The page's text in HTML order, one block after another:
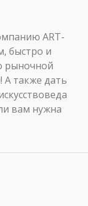
ART-
быстро и
рыночной
А также дать
вам нужна